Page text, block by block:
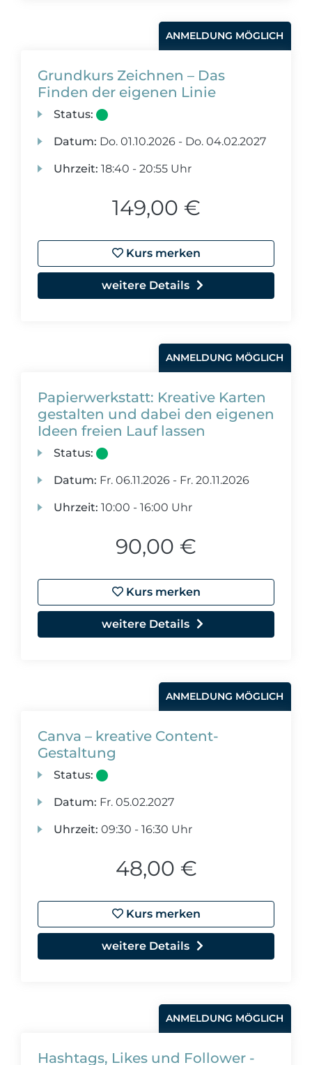
ANMELDUNG MÖGLICH
Grundkurs Zeichnen – Das
Finden der eigenen Linie
Status:
Datum: Do. 01.10.2026 - Do. 04.02.2027
Uhrzeit: 18:40 - 20:55 Uhr
149,00 €
Kurs merken
weitere Details
ANMELDUNG MÖGLICH
Papierwerkstatt: Kreative Karten
gestalten und dabei den eigenen
Ideen freien Lauf lassen
Status:
Datum: Fr. 06.11.2026 - Fr. 20.11.2026
Uhrzeit: 10:00 - 16:00 Uhr
90,00 €
Kurs merken
weitere Details
ANMELDUNG MÖGLICH
Canva – kreative Content-
Gestaltung
Status:
Datum: Fr. 05.02.2027
Uhrzeit: 09:30 - 16:30 Uhr
48,00 €
Kurs merken
weitere Details
ANMELDUNG MÖGLICH
Hashtags, Likes und Follower -